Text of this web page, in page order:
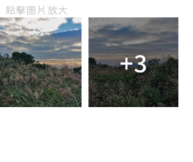
點擊圖片放大
+3